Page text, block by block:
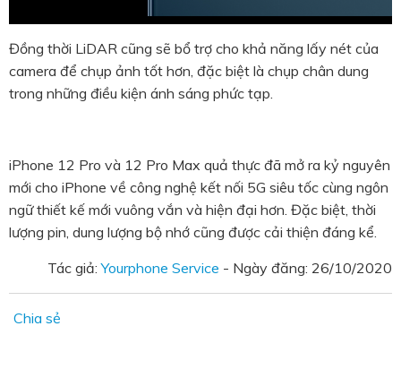
Đồng thời LiDAR cũng sẽ bổ trợ cho khả năng lấy nét của
camera để chụp ảnh tốt hơn, đặc biệt là chụp chân dung
trong những điều kiện ánh sáng phức tạp.
iPhone 12 Pro và 12 Pro Max quả thực đã mở ra kỷ nguyên
mới cho iPhone về công nghệ kết nối 5G siêu tốc cùng ngôn
ngữ thiết kế mới vuông vắn và hiện đại hơn. Đặc biệt, thời
lượng pin, dung lượng bộ nhớ cũng được cải thiện đáng kể.
Tác giả:Yourphone Service - Ngày đăng: 26/10/2020
Chia sẻ